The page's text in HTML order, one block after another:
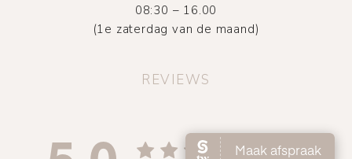
08:30 – 16.00
(1e zaterdag van de maand)
REVIEWS